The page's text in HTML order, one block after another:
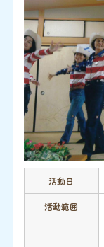
活動日
活動範囲